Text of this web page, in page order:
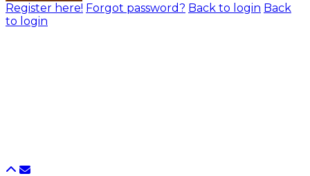
Register here! Forgot password? Back to login Back
to login